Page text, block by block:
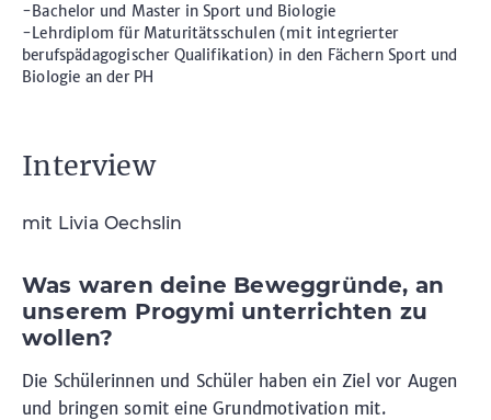
-Bachelor und Master in Sport und Biologie
-Lehrdiplom für Maturitätsschulen (mit integrierter
berufspädagogischer Qualifikation) in den Fächern Sport und
Biologie an der PH
Interview
mit Livia Oechslin
Was waren deine Beweggründe, an
unserem Progymi unterrichten zu
wollen?
Die Schülerinnen und Schüler haben ein Ziel vor Augen
und bringen somit eine Grundmotivation mit.